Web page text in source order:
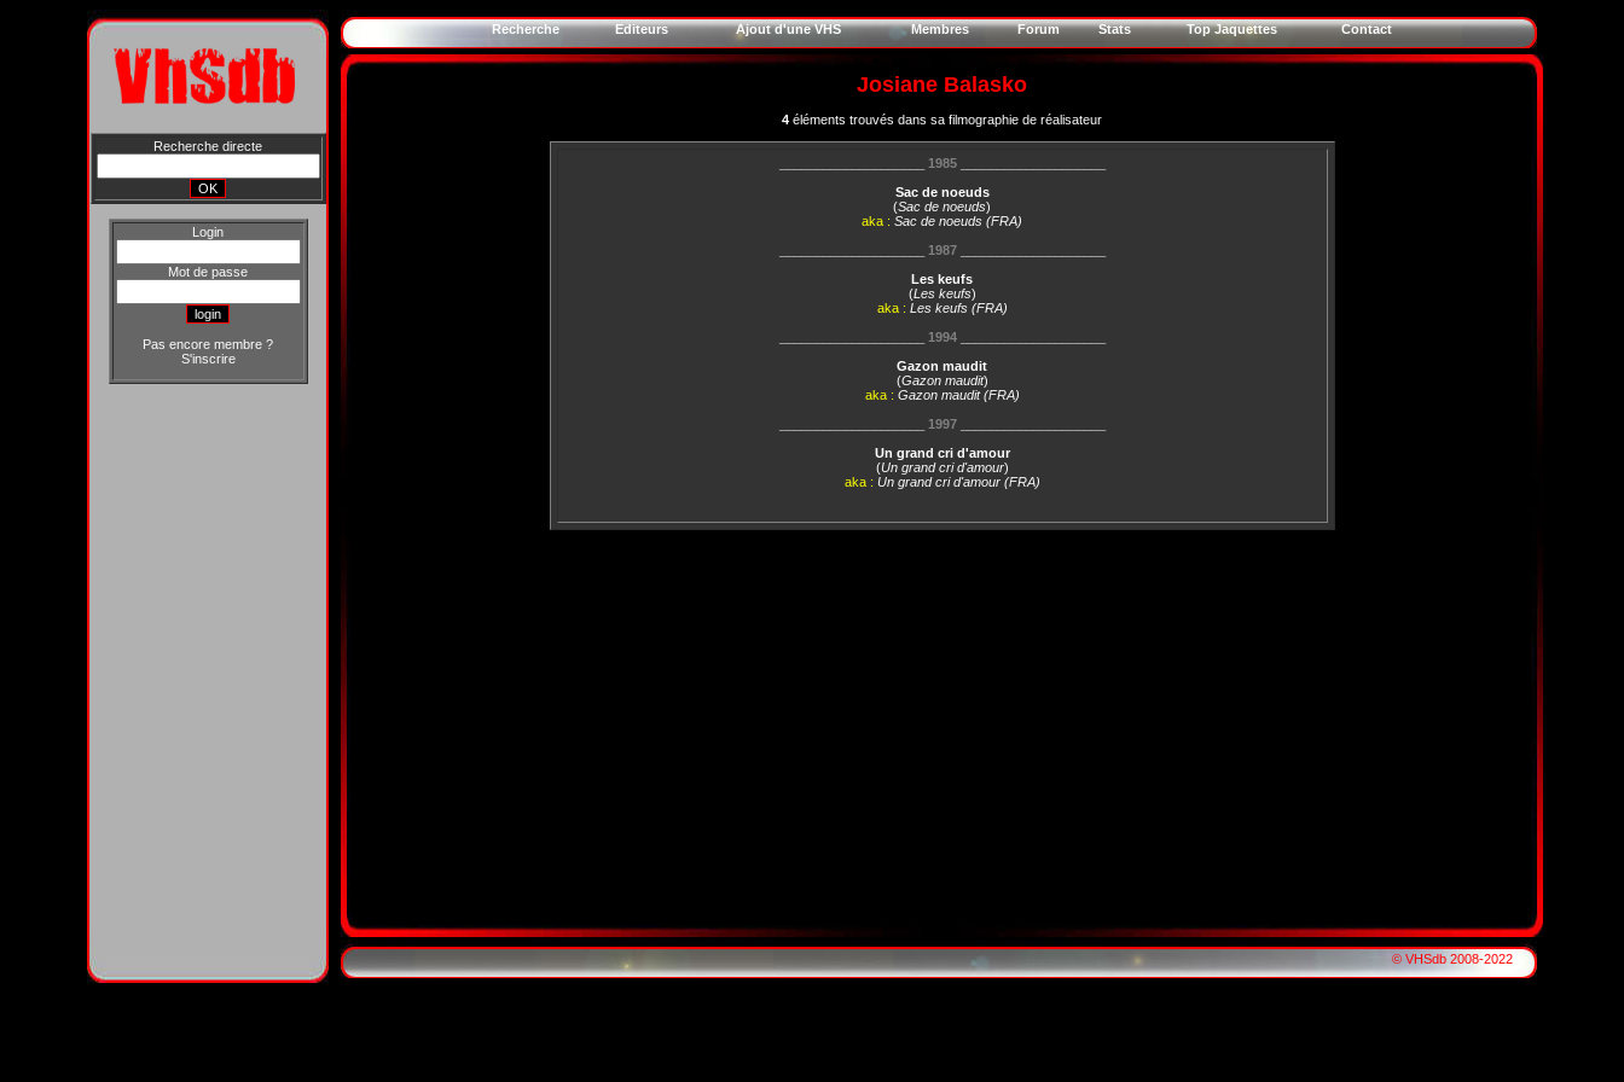
Recherche directe
Login
Mot de passe
Pas encore membre ?
S'inscrire
Recherche Editeurs Ajout d'une VHS Membres Forum Stats Top Jaquettes Contact
Josiane Balasko
4 éléments trouvés dans sa filmographie de réalisateur
1985____________________
Sac de noeuds
(Sac de noeuds)
aka : Sac de noeuds (FRA)
1987____________________
Les keufs
(Les keufs)
aka : Les keufs (FRA)
1994____________________
Gazon maudit
(Gazon maudit)
aka : Gazon maudit (FRA)
1997____________________
Un grand cri d'amour
(Un grand cri d'amour)
aka : Un grand cri d'amour (FRA)
© VHSdb 2008-2022